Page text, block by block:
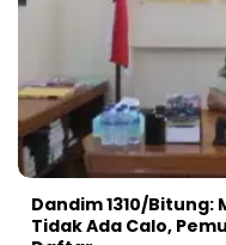
Dandim 1310/Bitung:
Tidak Ada Calo,